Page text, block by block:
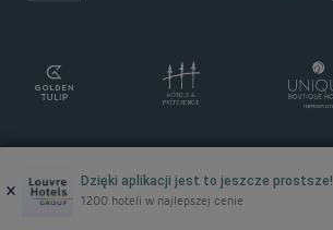
× Dzięki aplikacji jest to jeszcze prostsze!
1200 hoteli w najlepszej cenie